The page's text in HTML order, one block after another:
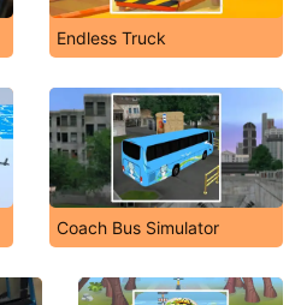
Endless Truck
Coach Bus Simulator